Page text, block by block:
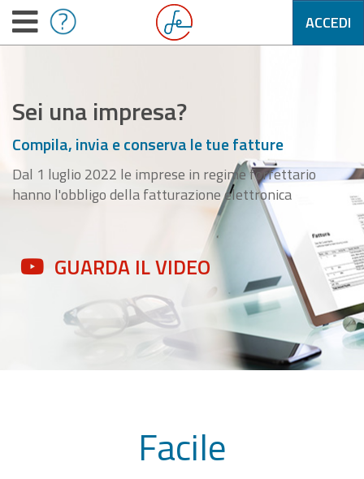
ACCEDI
Sei una impresa?
Compila, invia e conserva le tue fatture
Dal 1 luglio 2022 le imprese in regime forfettario
hanno l'obbligo della fatturazione elettronica
GUARDA IL VIDEO
Facile